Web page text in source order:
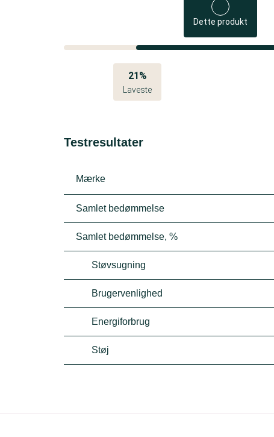
Dette produkt
21%
Laveste
Testresultater
Mærke
Samlet bedømmelse
Samlet bedømmelse, %
Støvsugning
Brugervenlighed
Energiforbrug
Støj